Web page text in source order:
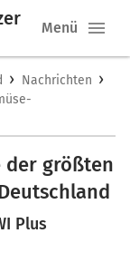
Menü
› Nachrichten ›
der größten
Plus